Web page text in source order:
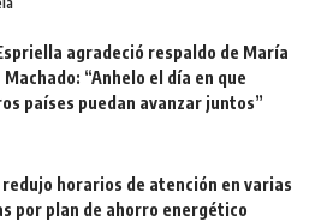
agradeció respaldo de María
Machado: “Anhelo el día en que
países puedan avanzar juntos”
redujo horarios de atención en varias
por plan de ahorro energético